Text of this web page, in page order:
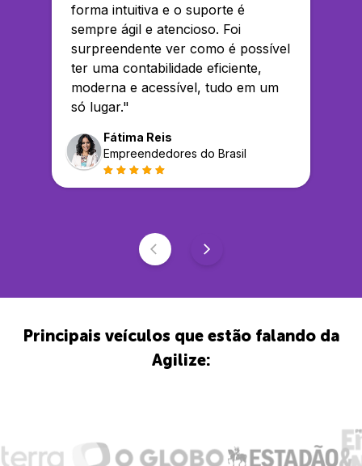
forma intuitiva e o suporte é
sempre ágil e atencioso. Foi
surpreendente ver como é possível
ter uma contabilidade eficiente,
moderna e acessível, tudo em um
só lugar."
Fátima Reis
Empreendedores do Brasil
Principais veículos que estão falando da
Agilize: